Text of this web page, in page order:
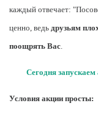
каждый отвечает:
ценно, ведь друзьям
поощрять Вас.
Сегодня
Условия акции просты: